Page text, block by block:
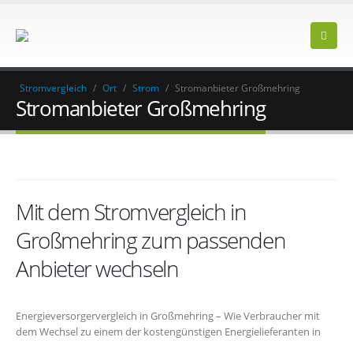
Stromvergleich / Ort / Strom / Stromanbieter Großmehring
Stromanbieter Großmehring
Mit dem Stromvergleich in
Großmehring zum passenden
Anbieter wechseln
Energieversorgervergleich in Großmehring – Wie Verbraucher mit
dem Wechsel zu einem der kostengünstigen Energielieferanten in